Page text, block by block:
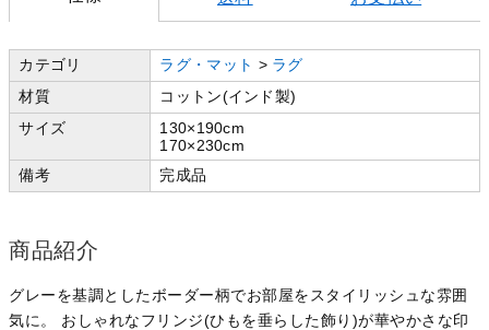
カテゴリ ラグ・マット > ラグ
材質
コットン(インド製)
サイズ
130×190cm
170×230cm
備考
完成品
商品紹介
グレーを基調としたボーダー柄でお部屋をスタイリッシュな雰囲
気に。 おしゃれなフリンジ(ひもを垂らした飾り)が華やかさな印